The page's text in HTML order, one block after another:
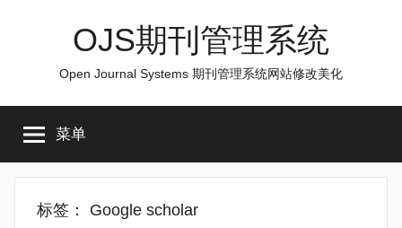
OJS期刊管理系统
Open Journal Systems 期刊管理系统网站修改美化
菜单
标签： Google scholar